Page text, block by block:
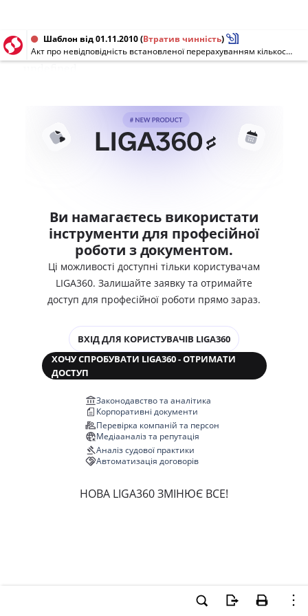
Шаблон від 01.11.2010(Втратив чинність)
Акт про невідповідність встановленої перерахуванням кількості виборчих бюлетенів для голосування з виборів депутатів в одномандатному виборчому окрузі та кількості виборчих бюлетенів, переданих дільничній виборчій комісії виборчої дільниці
Ви намагаєтесь використати
інструменти для професійної
роботи з документом.
Ці можливості доступні тільки користувачам
LIGA360. Залишайте заявку та отримайте
доступ для професійної роботи прямо зараз.
ВХІД ДЛЯ КОРИСТУВАЧІВ LIGA360
ХОЧУ СПРОБУВАТИ LIGA360 - ОТРИМАТИ
ДОСТУП
Законодавство та аналітика
Корпоративні документи
Перевірка компаній та персон
Медіааналіз та репутація
Аналіз судової практики
Автоматизація договорів
НОВА LIGA360 ЗМІНЮЄ ВСЕ!